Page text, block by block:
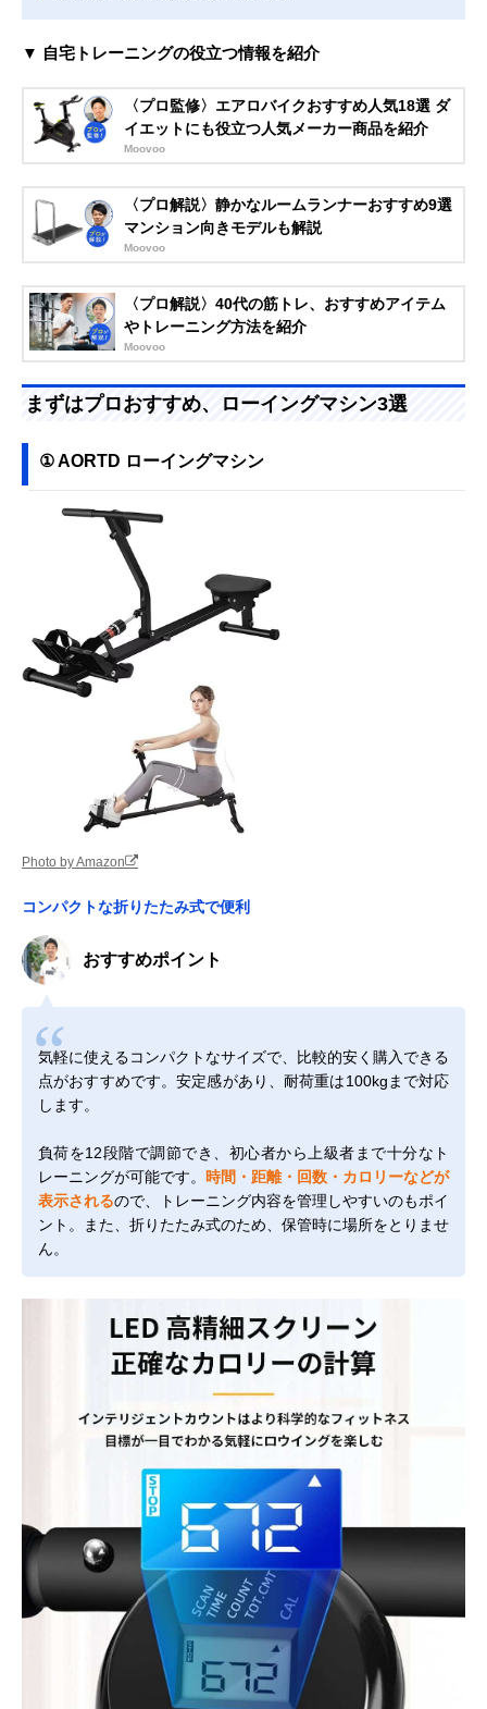
▼ 自宅トレーニングの役立つ情報を紹介
〈プロ監修〉エアロバイクおすすめ人気18選 ダ
イエットにも役立つ人気メーカー商品を紹介
Moovoo
〈プロ解説〉静かなルームランナーおすすめ9選
マンション向きモデルも解説
Moovoo
〈プロ解説〉40代の筋トレ、おすすめアイテム
やトレーニング方法を紹介
Moovoo
まずはプロおすすめ、ローイングマシン3選
① AORTD ローイングマシン
Photo by Amazon
コンパクトな折りたたみ式で便利
おすすめポイント
気軽に使えるコンパクトなサイズで、比較的安く購入できる
点がおすすめです。安定感があり、耐荷重は100kgまで対応
します。
負荷を12段階で調節でき、初心者から上級者まで十分なト
レーニングが可能です。 時間・距離・回数・カロリーなどが
表示されるので、トレーニング内容を管理しやすいのもポイ
ント。また、折りたたみ式のため、保管時に場所をとりませ
ん。